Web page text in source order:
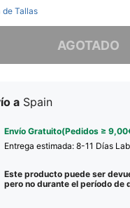
de Tallas
AGOTADO
a Spain
Envío Gratuito(Pedidos ≥
Entrega estimada: 8-11 Días
Este producto puede ser
pero no durante el período de